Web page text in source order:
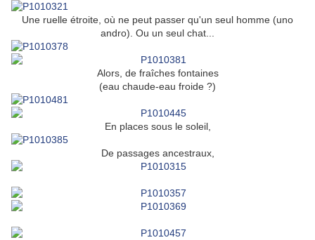
Une ruelle étroite, où ne peut passer qu'un seul homme (uno
andro). Ou un seul chat...
Alors, de fraîches fontaines
(eau chaude-eau froide ?)
En places sous le soleil,
De passages ancestraux,